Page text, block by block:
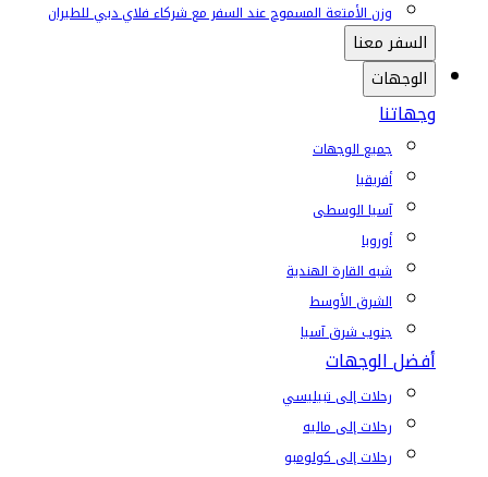
وزن الأمتعة المسموح عند السفر مع شركاء فلاي دبي للطيران
السفر معنا
الوجهات
وجهاتنا
جميع الوجهات
أفريقيا
آسيا الوسطى
أوروبا
شبه القارة الهندية
الشرق الأوسط
جنوب شرق آسيا
أفضل الوجهات
رحلات إلى تبيليسي
رحلات إلى ماليه
رحلات إلى كولومبو